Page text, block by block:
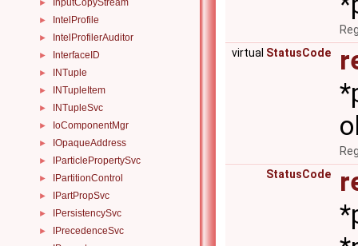
► InputCopyStream
► IntelProfile
► IntelProfilerAuditor
► InterfaceID
► INTuple
► INTupleItem
► INTupleSvc
► IoComponentMgr
► IOpaqueAddress
► IParticlePropertySvc
► IPartitionControl
► IPartPropSvc
► IPersistencySvc
► IPrecedenceSvc
virtual StatusCode
StatusCode